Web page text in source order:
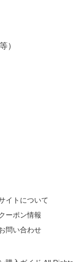
）
イトについて
ーポン情報
問い合わせ